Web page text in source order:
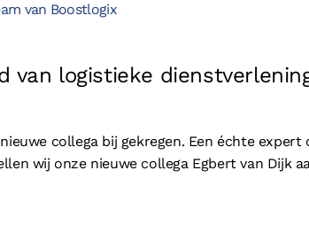
Ons Team
Vacatures
Partners
van Boostlogix
van logistieke
collega bij gekregen. Een échte expert
wij onze nieuwe collega Egbert van Dijk